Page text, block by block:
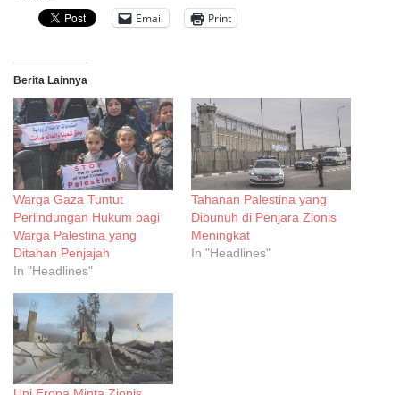
Email Print
Berita Lainnya
Warga Gaza Tuntut
Perlindungan Hukum bagi
Warga Palestina yang
Ditahan Penjajah
In "Headlines"
Tahanan Palestina yang
Dibunuh di Penjara Zionis
Meningkat
In "Headlines"